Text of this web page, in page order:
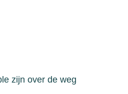
zijn over de weg